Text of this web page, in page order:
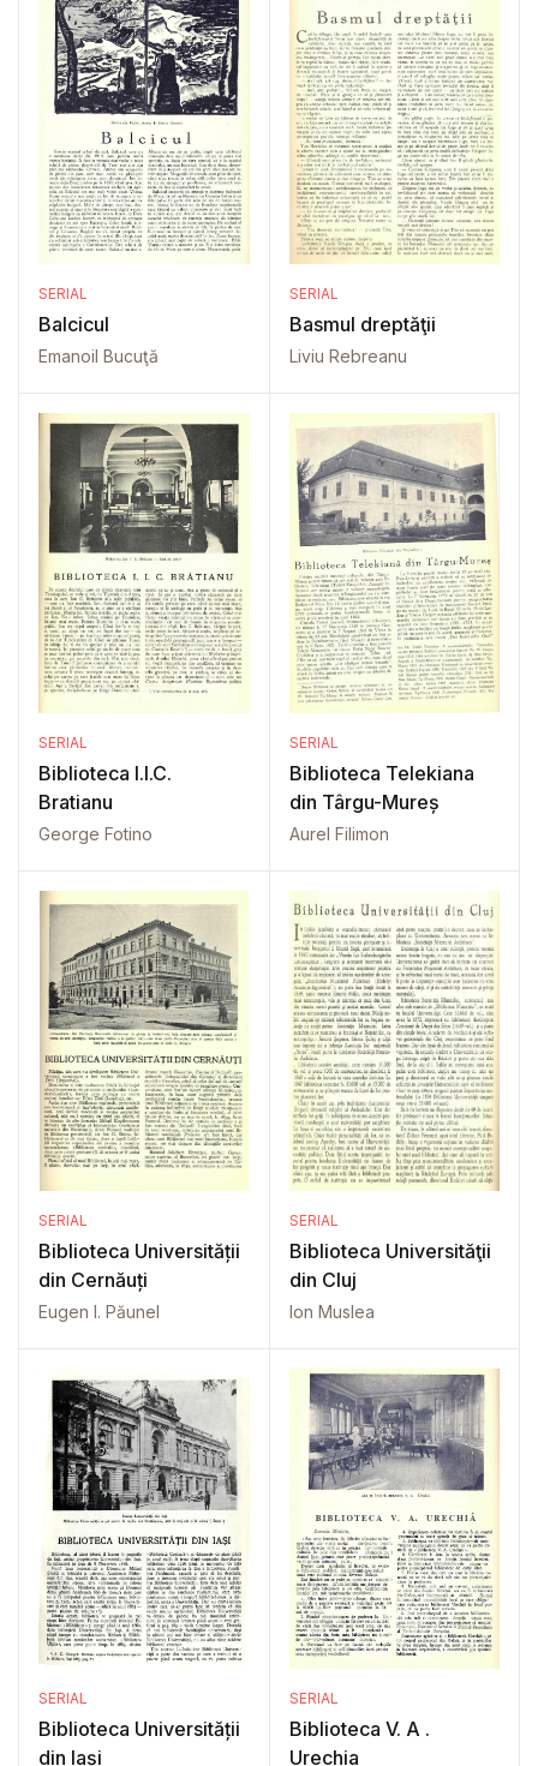
SERIAL
Balcicul
Emanoil Bucuţă
SERIAL
Basmul dreptăţii
Liviu Rebreanu
SERIAL
Biblioteca I.I.C.
Bratianu
George Fotino
SERIAL
Biblioteca Telekiana
din Târgu-Mureș
Aurel Filimon
SERIAL
Biblioteca Universității
din Cernăuți
Eugen I. Păunel
SERIAL
Biblioteca Universităţii
din Cluj
Ion Muslea
SERIAL
Biblioteca Universității
din Iași
SERIAL
Biblioteca V. A .
Urechia